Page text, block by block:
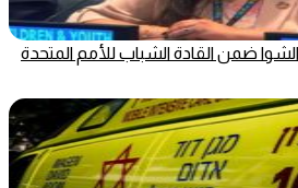
ضمن القادة الشباب للأمم المتحدة